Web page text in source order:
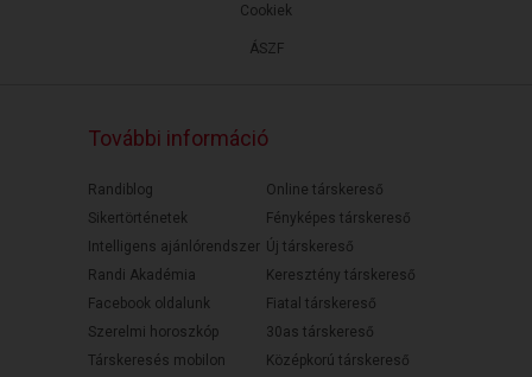
ÁSZF
Cookiek
További információ
Randiblog
Sikertörténetek
Intelligens ajánlórendszer
Randi Akadémia
Facebook oldalunk
Szerelmi horoszkóp
Társkeresés mobilon
Online társkereső
Fényképes társkereső
Új társkereső
Keresztény társkereső
Fiatal társkereső
30as társkereső
Középkorú társkereső